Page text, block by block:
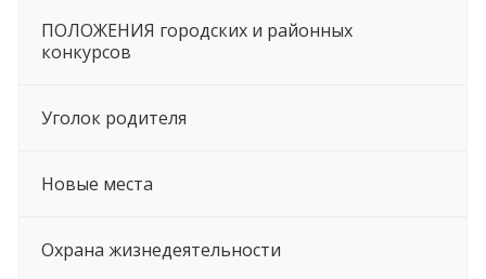
ПОЛОЖЕНИЯ городских и районных
конкурсов
Уголок родителя
Новые места
Охрана жизнедеятельности